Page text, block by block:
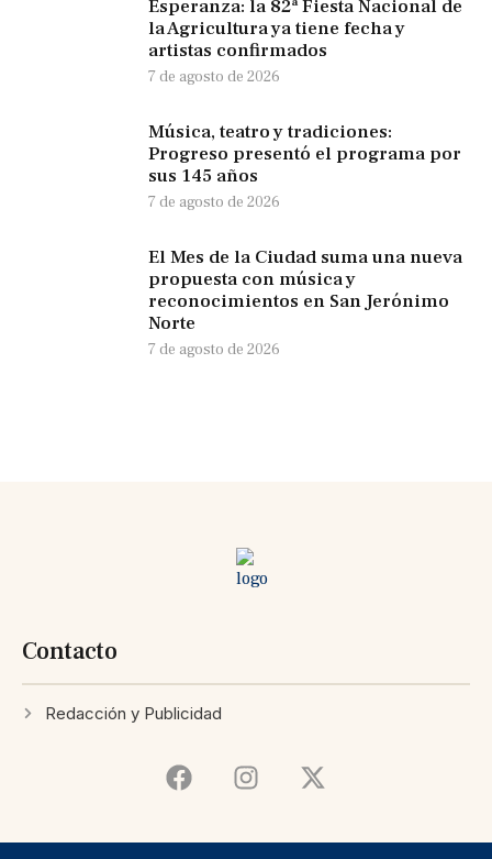
Esperanza: la 82ª Fiesta Nacional de
la Agricultura ya tiene fecha y
artistas confirmados
7 de agosto de 2026
Música, teatro y tradiciones:
Progreso presentó el programa por
sus 145 años
7 de agosto de 2026
El Mes de la Ciudad suma una nueva
propuesta con música y
reconocimientos en San Jerónimo
Norte
7 de agosto de 2026
Contacto
Redacción y Publicidad